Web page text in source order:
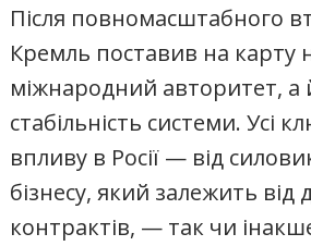
Після повномасштабного
Кремль поставив на карту
міжнародний авторитет,
стабільність системи. Усі
впливу в Росії — від
бізнесу, який залежить
контрактів, — так чи